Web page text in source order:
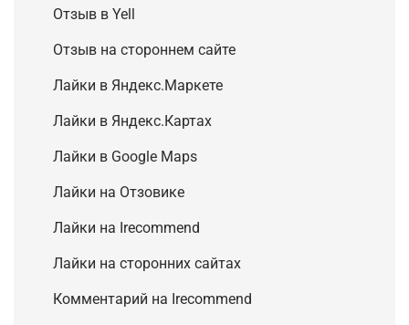
Отзыв в Yell
Отзыв на стороннем сайте
Лайки в Яндекс.Маркете
Лайки в Яндекс.Картах
Лайки в Google Maps
Лайки на Отзовике
Лайки на Irecommend
Лайки на сторонних сайтах
Комментарий на Irecommend